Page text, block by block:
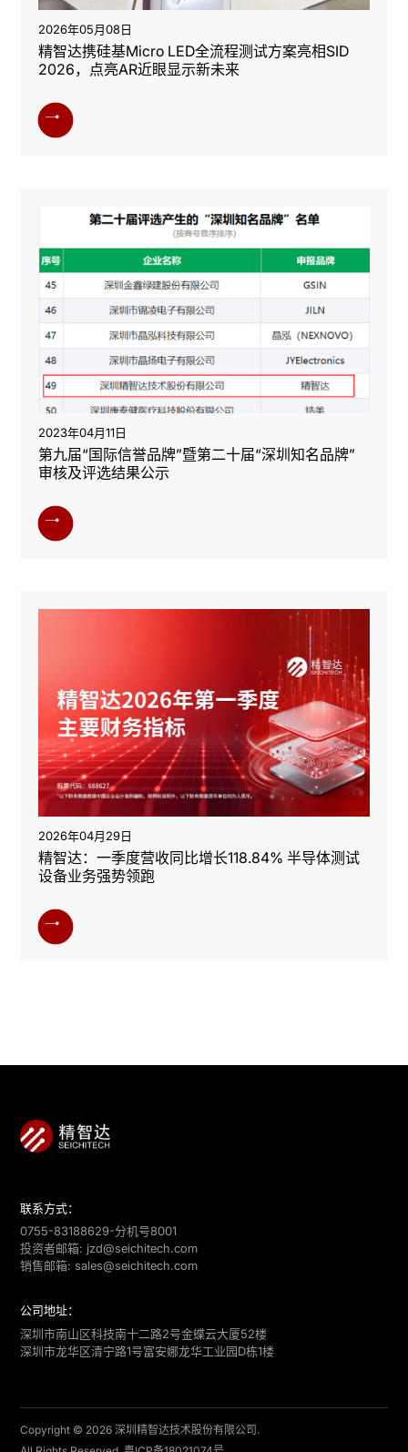
2026年05月08日
精智达携硅基Micro LED全流程测试方案亮相SID
2026，点亮AR近眼显示新未来
2023年04月11日
第九届“国际信誉品牌”暨第二十届“深圳知名品牌”
审核及评选结果公示
2026年04月29日
精智达：一季度营收同比增长118.84% 半导体测试
设备业务强势领跑
联系方式：
0755-83188629-分机号8001
投资者邮箱: jzd@seichitech.com
销售邮箱: sales@seichitech.com
公司地址：
深圳市南山区科技南十二路2号金蝶云大厦52楼
深圳市龙华区清宁路1号富安娜龙华工业园D栋1楼
Copyright © 2026 深圳精智达技术股份有限公司.